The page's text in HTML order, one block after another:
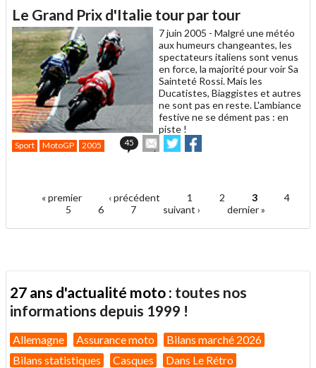
à
un
ami
Le Grand Prix d'Italie tour par tour
7 juin 2005 - Malgré une météo
aux humeurs changeantes, les
spectateurs italiens sont venus
en force, la majorité pour voir Sa
Sainteté Rossi. Mais les
Ducatistes, Biaggistes et autres
ne sont pas en reste. L'ambiance
festive ne se dément pas : en
piste !
Sport MotoGP 2005 45
Envoyer
cet
ami
Partager
sur sur
Pages« premier ‹ précédent 1 2 3
4
5
6 7 suivant › dernier »
27 ans d'actualité moto : toutes nos
informations depuis 1999 !
Allemagne Assurance moto
Bilans marché 2026
Bilans statistiques
Casques Dans Le Rétro